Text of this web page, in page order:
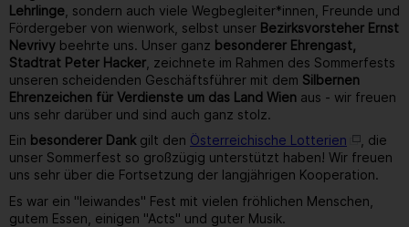
Lehrlinge , sondern auch viele Wegbegleiter*innen, Freunde und
Fördergeber von wienwork, selbst unser Bezirksvorsteher Ernst
Nevrivy beehrte uns. Unser ganz besonderer Ehrengast,
Stadtrat Peter Hacker , zeichnete im Rahmen des Sommerfests
unseren scheidenden Geschäftsführer mit dem Silbernen
Ehrenzeichen für Verdienste um das Land Wien aus - wir freuen
uns sehr darüber und sind auch ganz stolz.
Ein besonderer Dank gilt den Österreichische Lotterien
, die
unser Sommerfest so großzügig unterstützt haben! Wir freuen
uns sehr über die Fortsetzung der langjährigen Kooperation.
Es war ein "leiwandes" Fest mit vielen fröhlichen Menschen,
gutem Essen, einigen "Acts" und guter Musik.